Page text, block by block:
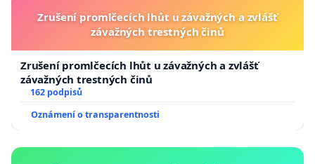
Zrušení promlčecích lhůt u závažných a zvlášť
závažných trestných činů
Zrušení promlčecích lhůt u závažných a zvlášť
závažných trestných činů
162 podpisů
Oznámení o transparentnosti